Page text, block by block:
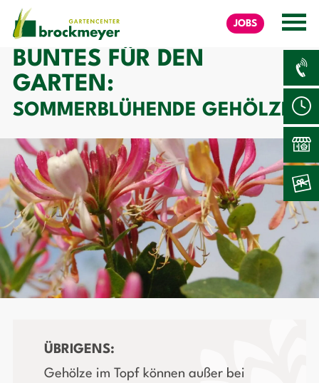
JOBS
BUNTES FÜR DEN
GARTEN:
SOMMERBLÜHENDE GEHÖLZE
ÜBRIGENS:
Gehölze im Topf können außer bei